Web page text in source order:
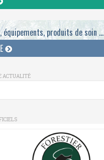
équipements, produits de soin ...
ACTUALITÉ